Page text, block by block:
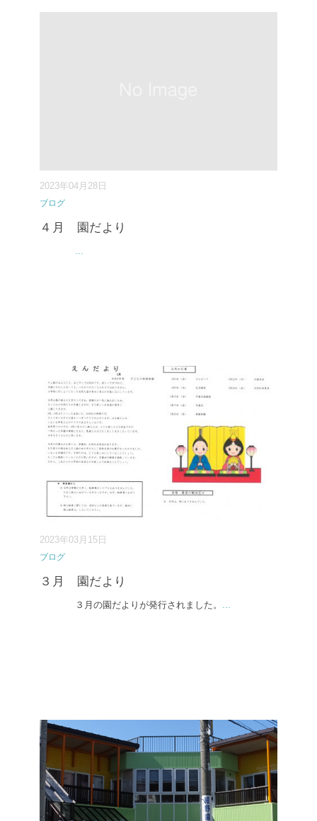
2023年04月28日
ブログ
４月 園だより
...
2023年03月15日
ブログ
３月 園だより
３月の園だよりが発行されました。 ...